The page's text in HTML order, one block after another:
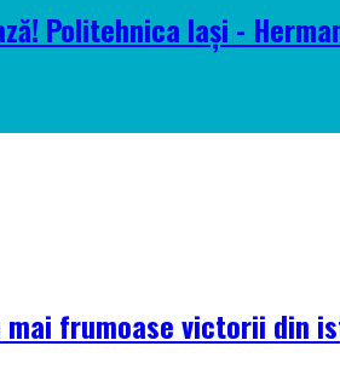
Politehnica Iași -
mai frumoase victorii